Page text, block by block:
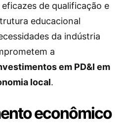
de qualificação e
educacional
da indústria
a
em PD&I em
local.
econômico